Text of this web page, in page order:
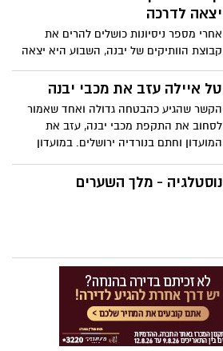
בן שטרית: "אני גאה בבנות, הייתה חוויה
יצאה לדרכה
אחרי מספר ניסיונות כושלים להרים את
קבוצת הוותיקים של יבנה, השבוע היא יצאה
לדרך ונראית כמו פרויקט שכאן כדי להישאר.
מנהל הקבוצה, אלי כהן: "מאפשרים לשחקנים
טל איילה עזב את מכבי יבנה
הקשר שהגיע כהבטחה גדולה ואחד שאמור
לסחוב את התקפת מכבי יבנה, עזב את
המועדון וחתם בנורדיה ירושלים. במועדון
המצב והולכים להילחם עבור הסמל של מכבי"
נוסטלגיה - מלך השערים